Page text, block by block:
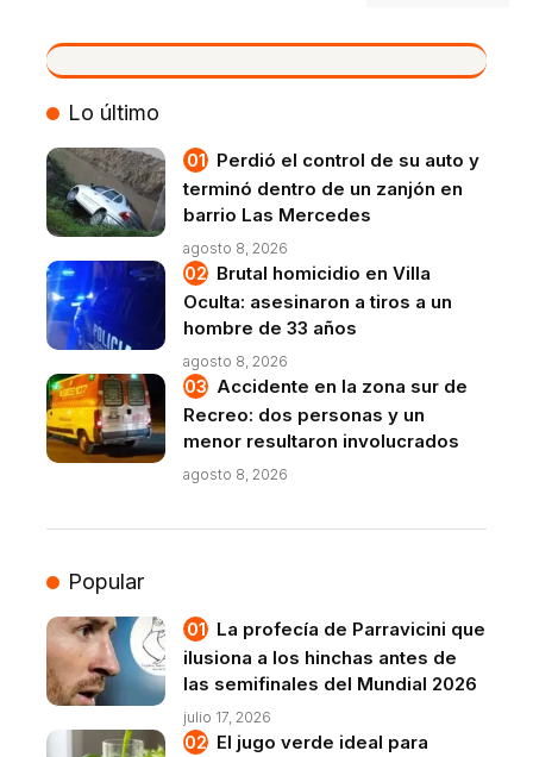
VIVO
Lo último
Perdió el control de su auto y
terminó dentro de un zanjón en
barrio Las Mercedes
agosto 8, 2026
Brutal homicidio en Villa
Oculta: asesinaron a tiros a un
hombre de 33 años
agosto 8, 2026
Accidente en la zona sur de
Recreo: dos personas y un
menor resultaron involucrados
agosto 8, 2026
Popular
La profecía de Parravicini que
ilusiona a los hinchas antes de
las semifinales del Mundial 2026
julio 17, 2026
El jugo verde ideal para